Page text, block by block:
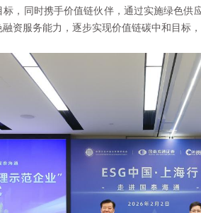
，同时携手价值链伙伴，通过实施绿色供
资服务能力，逐步实现价值链碳中和目标